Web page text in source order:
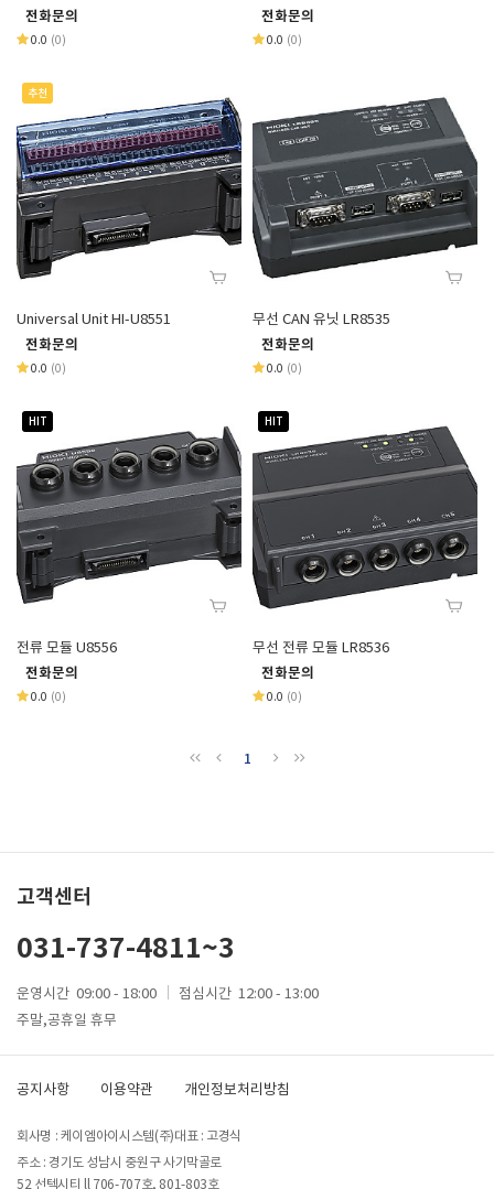
전화문의
0.0 (0)
전화문의
0.0 (0)
추천
Universal Unit HI-U8551
전화문의
0.0 (0)
무선 CAN 유닛 LR8535
전화문의
0.0 (0)
HIT
전류 모듈 U8556
전화문의
0.0 (0)
HIT
무선 전류 모듈 LR8536
전화문의
0.0 (0)
1
고객센터
031-737-4811~3
운영시간 09:00 - 18:00 점심시간 12:00 - 13:00
주말,공휴일 휴무
공지사항 이용약관 개인정보처리방침
회사명 : 케이엠아이시스템(주)대표 : 고경식
주소 : 경기도 성남시 중원구 사기막골로
52 선텍시티 ll 706-707호, 801-803호